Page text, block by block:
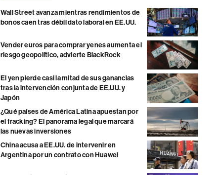
Wall Street avanza mientras rendimientos de
bonos caen tras débil dato laboral en EE.UU.
Vender euros para comprar yenes aumenta el
riesgo geopolítico, advierte BlackRock
El yen pierde casi la mitad de sus ganancias
tras la intervención conjunta de EE.UU. y
Japón
¿Qué países de América Latina apuestan por
el fracking? El panorama legal que marcará
las nuevas inversiones
China acusa a EE.UU. de intervenir en
Argentina por un contrato con Huawei